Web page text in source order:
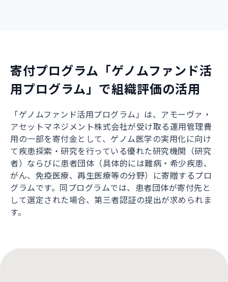
寄付プログラム「ゲノムファンド活
用プログラム」で組織評価の活用
「ゲノムファンド活用プログラム」は、アモーヴァ・
アセットマネジメント株式会社が受け取る運用管理費
用の一部を寄付金として、ゲノム医学の実用化に向け
て疾患探索・研究を行っている優れた研究機関（研究
者）ならびに患者団体（具体的には難病・希少疾患、
がん、免疫医療、再生医療等の分野）に寄贈するプロ
グラムです。同プログラムでは、患者団体が寄付先と
して選定された場合、第三者認証の提出が求められま
す。